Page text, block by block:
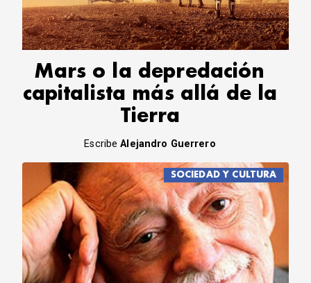
CORREO DE LECTORES
DEBATE
ARCHIVO
DECLARACIONES
OPINIÓN
ALTAMIRA RESPONDE
Política Obrera Revista
CONTACTO
Mars o la depredación
capitalista más allá de la
Tierra
EscribeAlejandro Guerrero
SOCIEDAD Y CULTURA